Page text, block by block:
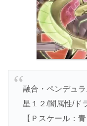
融合・ペンデュ
星１２/闇属性/ド
【Ｐスケール：青